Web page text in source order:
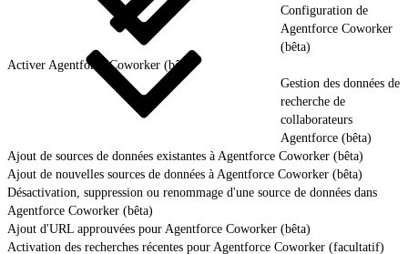
Configuration de
Agentforce Coworker
(bêta)
Activer Agentforce Coworker (bêta)
Gestion des données de
recherche de
collaborateurs
Agentforce (bêta)
Ajout de sources de données existantes à Agentforce Coworker (bêta)
Ajout de nouvelles sources de données à Agentforce Coworker (bêta)
Désactivation, suppression ou renommage d'une source de données dans
Agentforce Coworker (bêta)
Ajout d'URL approuvées pour Agentforce Coworker (bêta)
Activation des recherches récentes pour Agentforce Coworker (facultatif)